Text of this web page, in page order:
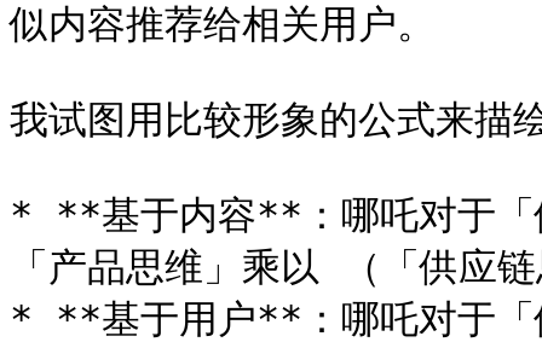
似内容推荐给相关用户。
我试图用比较形象的公式来描
* **基于内容**：哪吒对于「
「产品思维」乘以 （「供应
* **基于用户**：哪吒对于「